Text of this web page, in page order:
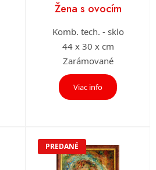
Žena s ovocím
Komb. tech. - sklo
44 x 30 x cm
Zarámované
Viac info
PREDANÉ